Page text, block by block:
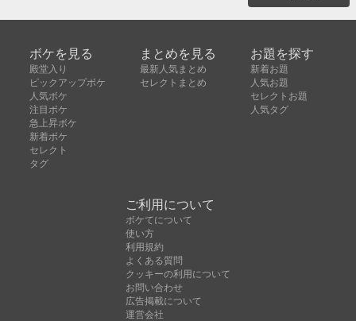
ボケを見る
殿堂入り
ピックアップボケ
人気ボケ
注目ボケ
急上昇ボケ
新着ボケ
セレクト
タグ
まとめを見る
最新人気まとめ
セレクトまとめ
お題を探す
新着お題
人気お題
セレクトお題
人気タグ
ご利用について
ボケてについて
使い方
利用規約
よくある質問
クッキーの利用について
お問い合わせ
広告掲載について
運営会社